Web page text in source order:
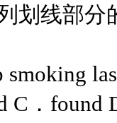
划线部分
C．found